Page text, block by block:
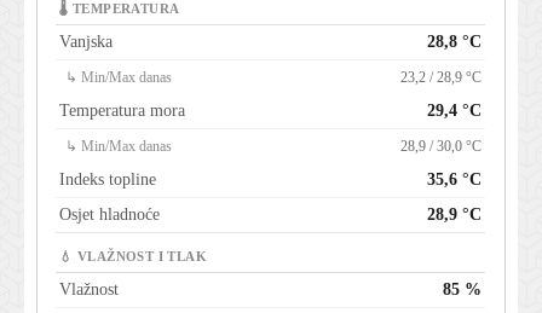
🌡 TEMPERATURA
Vanjska 28,8 °C
↳ Min/Max danas 23,2 / 28,9 °C
Temperatura mora 29,4 °C
↳ Min/Max danas 28,9 / 30,0 °C
Indeks topline
35,6 °C
Osjet hladnoće
28,9 °C
💧 VLAŽNOST I TLAK
Vlažnost
85 %